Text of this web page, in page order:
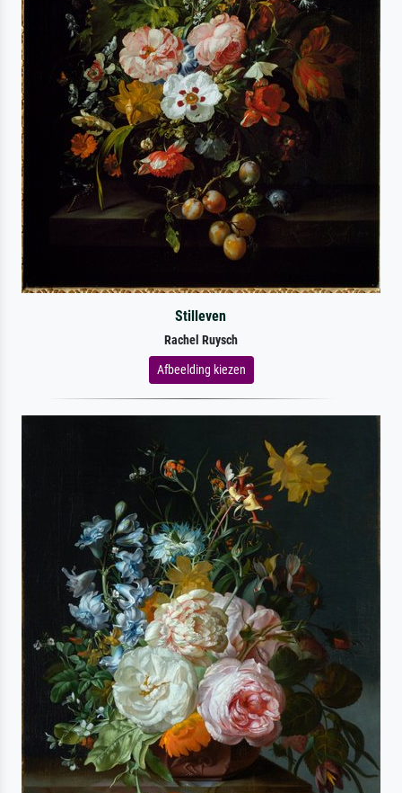
Stilleven
Rachel Ruysch
Afbeelding kiezen